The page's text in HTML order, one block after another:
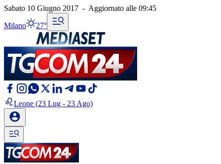
Sabato 10 Giugno 2017 - Aggiornato alle 09:45
Milano 27°
Leone (23 Lug - 23 Ago)